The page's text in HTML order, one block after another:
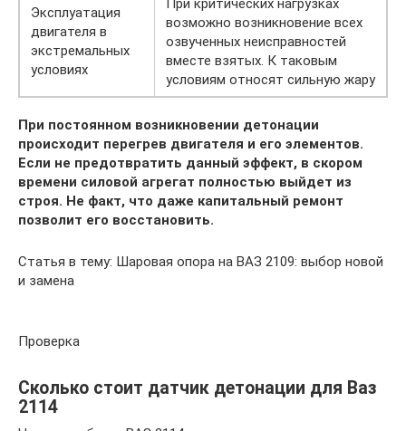
Эксплуатация
двигателя в
экстремальных
условиях
При критических нагрузках
возможно возникновение всех
озвученных неисправностей
вместе взятых. К таковым
условиям относят сильную жару
При постоянном возникновении детонации
происходит перегрев двигателя и его элементов.
Если не предотвратить данный эффект, в скором
времени силовой агрегат полностью выйдет из
строя. Не факт, что даже капитальный ремонт
позволит его восстановить.
Статья в тему: Шаровая опора на ВАЗ 2109: выбор новой
и замена
Проверка
Сколько стоит датчик детонации для Ваз
2114